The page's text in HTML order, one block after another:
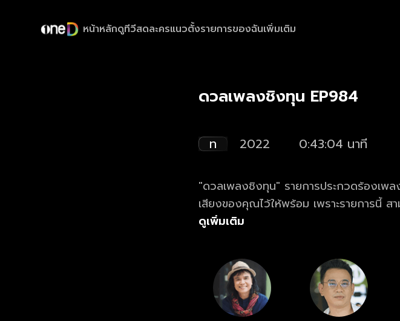
หน้าหลักดูทีวีสดละครแนวตั้งรายการของฉันเพิ่มเติม
ดวลเพลงชิงทุน EP984
ท 2022 0:43:04 นาที
"ดวลเพลงชิงทุน" รายการประกวดร้องเพ
เสียงของคุณไว้ให้พร้อม เพราะรายการนี้
ดูเพิ่มเติม